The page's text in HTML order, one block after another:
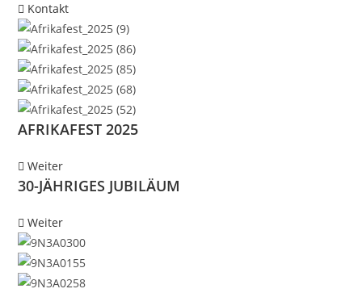
Kontakt
AFRIKAFEST 2025
Weiter
30-JÄHRIGES JUBILÄUM
Weiter